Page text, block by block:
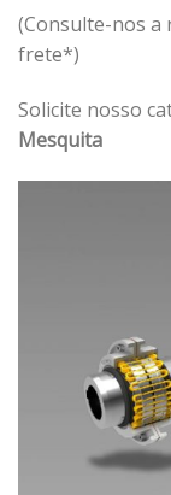
(Consulte-nos
frete*)
Solicite nosso
Mesquita